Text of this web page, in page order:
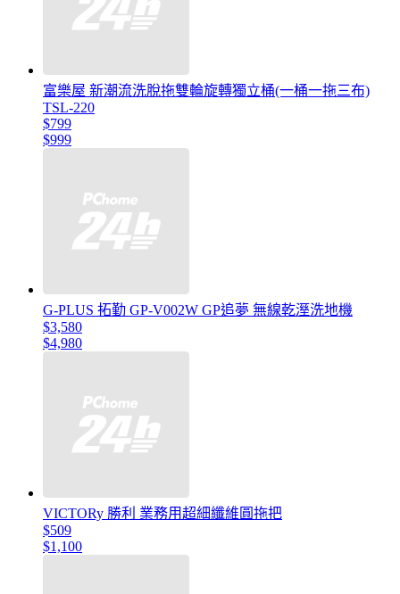
富樂屋 新潮流洗脫拖雙輪旋轉獨立桶(一桶一拖三布)
TSL-220
$799
$999
G-PLUS 拓勤 GP-V002W GP追夢 無線乾溼洗地機
$3,580
$4,980
VICTORy 勝利 業務用超細纖維圓拖把
$509
$1,100